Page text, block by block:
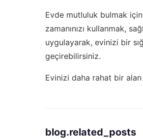
Evde mutluluk bulmak
zamanınızı kullanmak,
uygulayarak, evinizi bir
geçirebilirsiniz.
Evinizi daha rahat bir
blog.related_posts